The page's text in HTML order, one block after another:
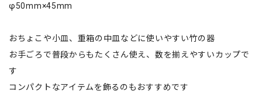
φ50mm×45mm
おちょこや小皿、重箱の中皿などに使いやすい竹の器
お手ごろで普段からもたくさん使え、数を揃えやすいカップで
す
コンパクトなアイテムを飾るのもおすすめです